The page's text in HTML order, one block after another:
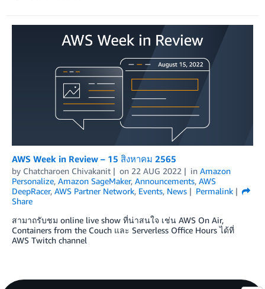
AWS Week in Review – 15 สิงหาคม 2565
by Chatcharoen Chivakanit on 22 AUG 2022 in Amazon
Personalize, Amazon SageMaker, Announcements, AWS
DeepRacer, AWS Partner Network, Events, News
Permalink
Share
สามาถรับชม online live show ที่น่าสนใจ เช่น AWS On Air,
Containers from the Couch และ Serverless Office Hours ได้ที่
AWS Twitch channel